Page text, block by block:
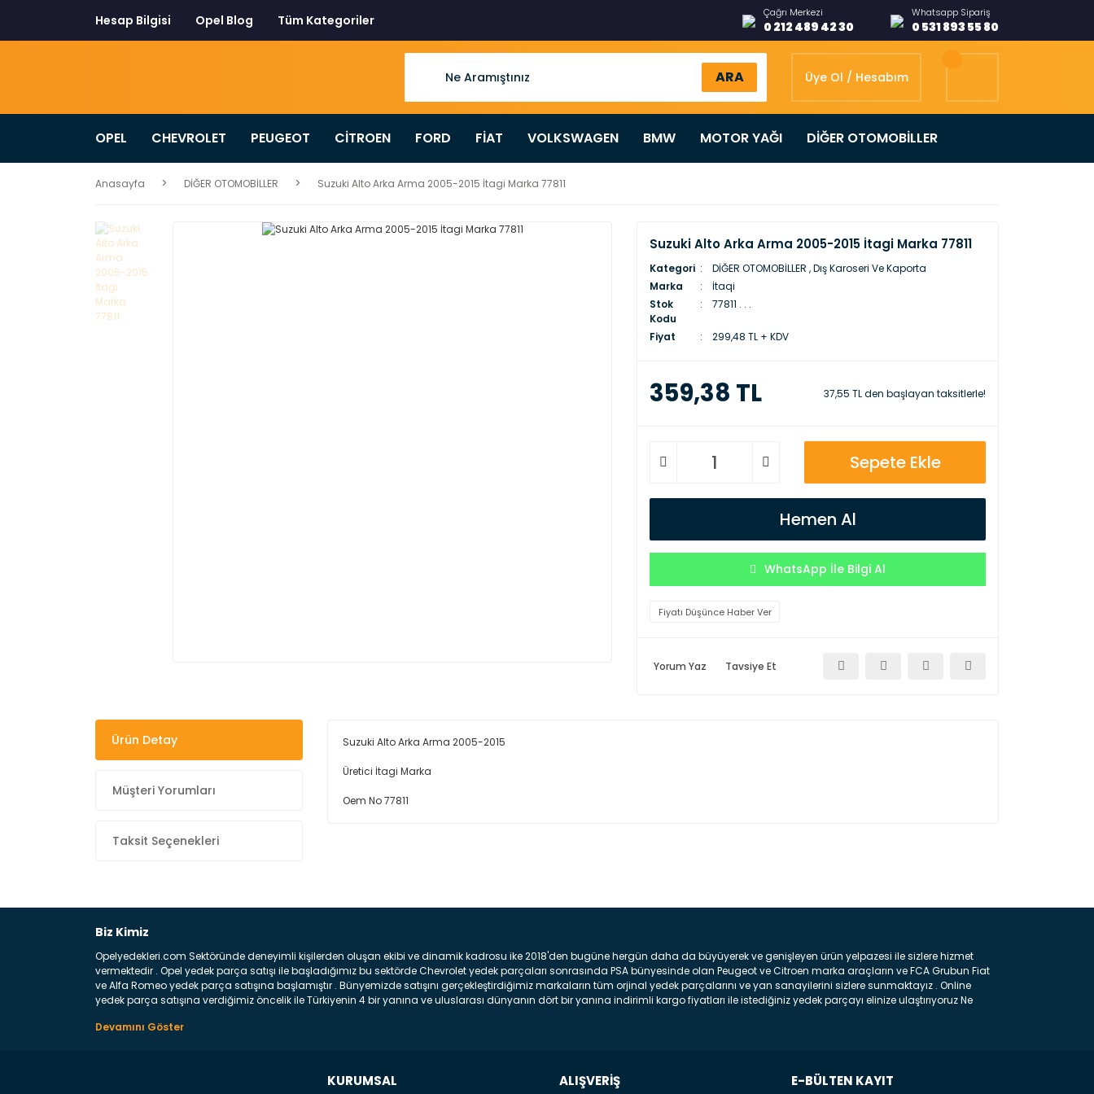
Hesap Bilgisi Opel Blog Tüm Kategoriler Çağrı Merkezi
0 212 489 42 30
Whatsapp Sipariş
0 531 893 55 80
ARA Üye Ol / Hesabım
OPEL CHEVROLET PEUGEOT CİTROEN FORD FİAT VOLKSWAGEN BMW MOTOR YAĞI DİĞER OTOMOBİLLER
Anasayfa DİĞER OTOMOBİLLER Suzuki Alto Arka Arma 2005-2015 İtagi Marka 77811
Suzuki Alto Arka Arma 2005-2015 İtagi Marka 77811
Kategori DİĞER OTOMOBİLLER ,Dış Karoseri Ve Kaporta
Marka
İtaqi
Stok
Kodu
77811 . . .
Fiyat 299,48 TL + KDV
359,38 TL 37,55 TL den başlayan taksitlerle!
Sepete Ekle
Hemen Al
WhatsApp İle Bilgi Al
Fiyatı Düşünce Haber Ver
Yorum Yaz Tavsiye Et
Ürün Detay
Müşteri Yorumları
Taksit Seçenekleri
Suzuki Alto Arka Arma 2005-2015
Üretici İtagi Marka
Oem No 77811
Biz Kimiz
Opelyedekleri.com Sektöründe deneyimli kişilerden oluşan ekibi ve dinamik kadrosu ike 2018'den bugüne hergün daha da büyüyerek ve genişleyen ürün yelpazesi ile sizlere hizmet
vermektedir . Opel yedek parça satışı ile başladığımız bu sektörde Chevrolet yedek parçaları sonrasında PSA bünyesinde olan Peugeot ve Citroen marka araçların ve FCA Grubun Fiat
ve Alfa Romeo yedek parça satışına başlamıştır . Bünyemizde satışını gerçekleştirdiğimiz markaların tüm orjinal yedek parçalarını ve yan sanayilerini sizlere sunmaktayız . Online
yedek parça satışına verdiğimiz öncelik ile Türkiyenin 4 bir yanına ve uluslarası dünyanın dört bir yanına indirimli kargo fiyatları ile istediğiniz yedek parçayı elinize ulaştırıyoruz Ne
belirttiğimiz parçalar sizlere fikir sağlayacaktır. Ön Tampon : Aracınızın ön kısmında bulunan plastik darbe emici amacı ile yapılmış olan kaporta aksam parçasıdır. Çamurluk :
üretilmiş disk ile teması sayesinde durmayı sağlayan aksam parçadır . Fren Diski : Aracımızın ön ve arka tekerlerinde bulunan frenleme ana elemanıdır . Hangi Araçlara Yedek Parça
Satıyoruz ? Opel Yedek Parça : Opel marka otomobillerin Oem olan tüm parçalarını online sitemizde satıyoruz. Orijinal GM , PSA ve muadil yedek parça çeşitlerini hizmetinize sunuyoruz
KURUMSAL ALIŞVERİŞ E-BÜLTEN KAYIT